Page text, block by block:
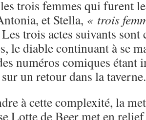
trois femmes qui furent
et Stella, « trois
Les trois actes suivants sont
le diable continuant à se
numéros comiques étant
un retour dans la taverne.
à cette complexité, la
Lotte de Beer met en